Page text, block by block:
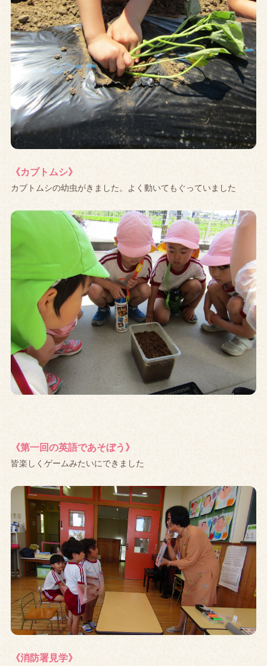
《カブトムシ》
カブトムシの幼虫がきました。よく動いてもぐっていました
《第一回の英語であそぼう》
皆楽しくゲームみたいにできました
《消防署見学》